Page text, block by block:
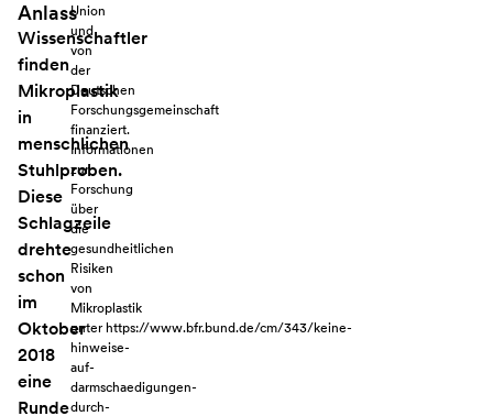
Anlass
Wissenschaftler
finden
Mikroplastik
in
menschlichen
Stuhlproben.
Diese
Schlagzeile
drehte
schon
im
Oktober
2018
eine
Runde
Union
und
von
der
Deutschen
Forschungsgemeinschaft
finanziert.
Informationen
zur
Forschung
über
die
gesundheitlichen
Risiken
von
Mikroplastik
unter https://www.bfr.bund.de/cm/343/keine-
hinweise-
auf-
darmschaedigungen-
durch-